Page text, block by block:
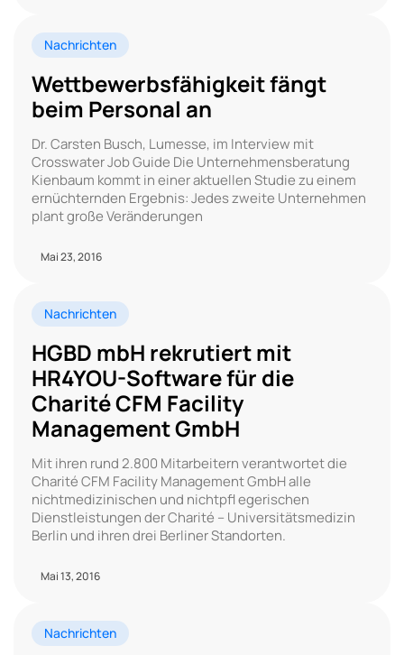
Nachrichten
Wettbewerbsfähigkeit fängt
beim Personal an
Dr. Carsten Busch, Lumesse, im Interview mit
Crosswater Job Guide Die Unternehmensberatung
Kienbaum kommt in einer aktuellen Studie zu einem
ernüchternden Ergebnis: Jedes zweite Unternehmen
plant große Veränderungen
Mai 23, 2016
Nachrichten
HGBD mbH rekrutiert mit
HR4YOU-Software für die
Charité CFM Facility
Management GmbH
Mit ihren rund 2.800 Mitarbeitern verantwortet die
Charité CFM Facility Management GmbH alle
nichtmedizinischen und nichtpfl egerischen
Dienstleistungen der Charité – Universitätsmedizin
Berlin und ihren drei Berliner Standorten.
Mai 13, 2016
Nachrichten